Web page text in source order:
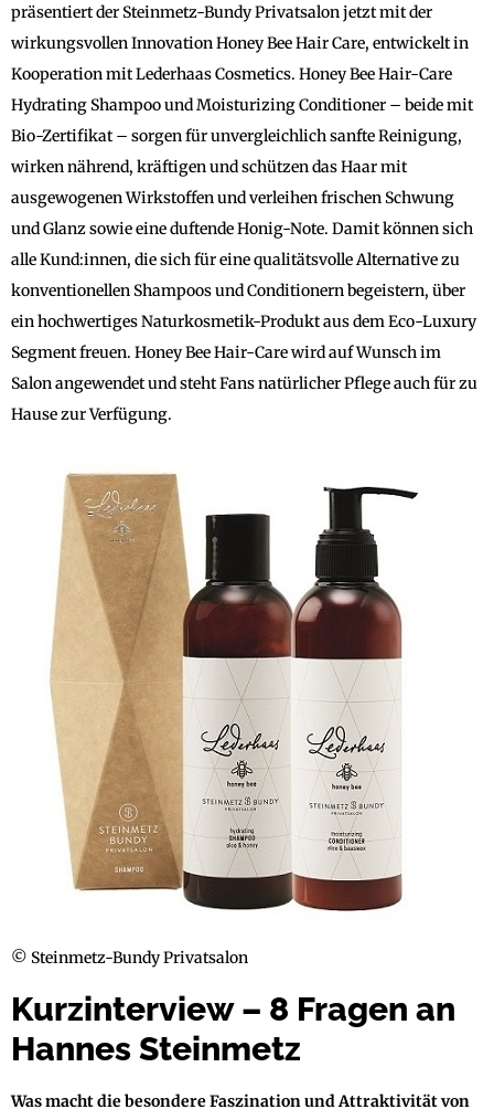
präsentiert der Steinmetz-Bundy Privatsalon jetzt mit der
wirkungsvollen Innovation Honey Bee Hair Care, entwickelt in
Kooperation mit Lederhaas Cosmetics. Honey Bee Hair-Care
Hydrating Shampoo und Moisturizing Conditioner – beide mit
Bio-Zertifikat – sorgen für unvergleichlich sanfte Reinigung,
wirken nährend, kräftigen und schützen das Haar mit
ausgewogenen Wirkstoffen und verleihen frischen Schwung
und Glanz sowie eine duftende Honig-Note. Damit können sich
alle Kund:innen, die sich für eine qualitätsvolle Alternative zu
konventionellen Shampoos und Conditionern begeistern, über
ein hochwertiges Naturkosmetik-Produkt aus dem Eco-Luxury
Segment freuen. Honey Bee Hair-Care wird auf Wunsch im
Salon angewendet und steht Fans natürlicher Pflege auch für zu
Hause zur Verfügung.
© Steinmetz-Bundy Privatsalon
Kurzinterview – 8 Fragen an
Hannes Steinmetz
Was macht die besondere Faszination und Attraktivität von